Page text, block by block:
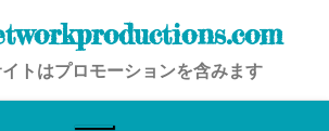
トはプロモーションを含みます